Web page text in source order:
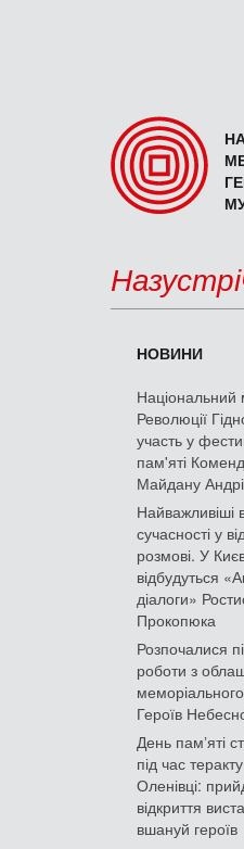
НОВИНИ
Національний
Революції
участь у
пам'яті
Майдану
Найважливіші
сучасності у
розмові. У
відбудуться
діалоги»
Прокопюка
Розпочалися
роботи з
Героїв
День памʼяті
під час
Оленівці:
відкриття
вшануй героїв